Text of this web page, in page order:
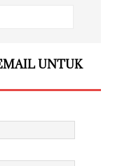
UNTUK